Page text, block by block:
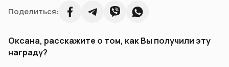
Поделиться:
Оксана, расскажите о том, как Вы получили эту
награду?